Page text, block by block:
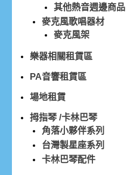
其他熱音週邊商品
麥克風歌唱器材
麥克風架
樂器相關租賃區
PA音響租賃區
場地租賃
拇指琴 /卡林巴琴
角落小夥伴系列
台灣製星座系列
卡林巴琴配件